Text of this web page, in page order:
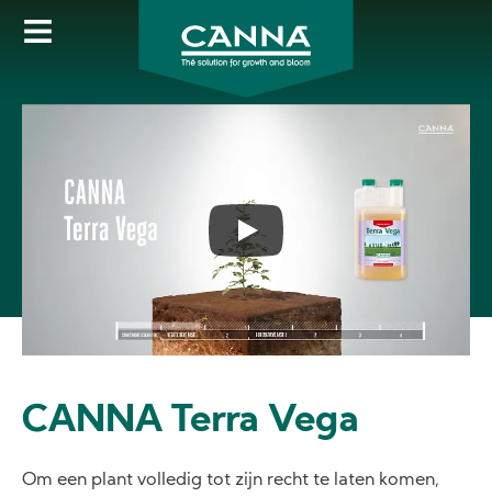
Skip
content
CANNA Terra Vega
Om een plant volledig tot zijn recht te laten komen,